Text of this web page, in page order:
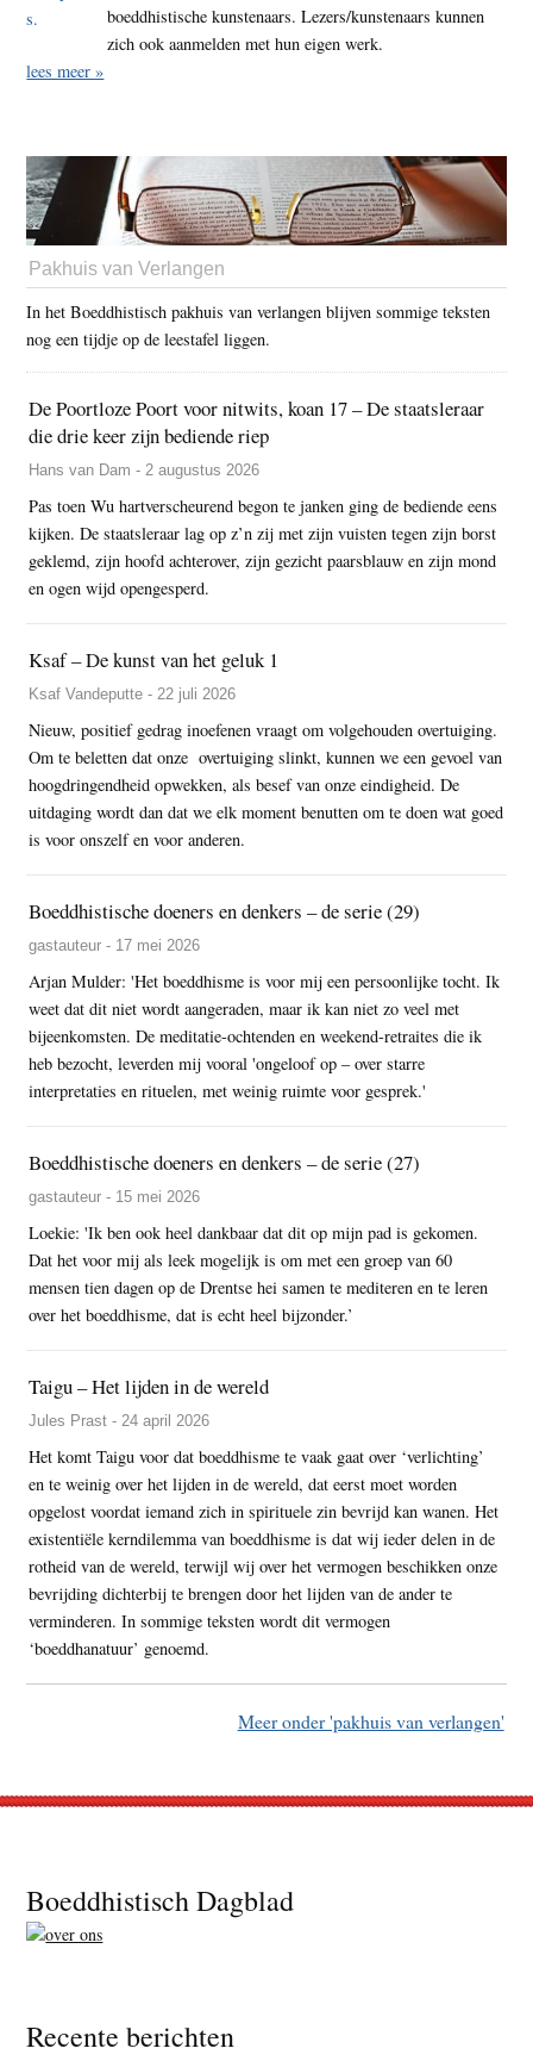
boeddhistische kunstenaars. Lezers/kunstenaars kunnen
zich ook aanmelden met hun eigen werk.
lees meer »
Pakhuis van Verlangen
In het Boeddhistisch pakhuis van verlangen blijven sommige teksten
nog een tijdje op de leestafel liggen.
De Poortloze Poort voor nitwits, koan 17 – De staatsleraar
die drie keer zijn bediende riep
Hans van Dam - 2 augustus 2026
Pas toen Wu hartverscheurend begon te janken ging de bediende eens
kijken. De staatsleraar lag op z’n zij met zijn vuisten tegen zijn borst
geklemd, zijn hoofd achterover, zijn gezicht paarsblauw en zijn mond
en ogen wijd opengesperd.
Ksaf – De kunst van het geluk 1
Ksaf Vandeputte - 22 juli 2026
Nieuw, positief gedrag inoefenen vraagt om volgehouden overtuiging.
Om te beletten dat onze overtuiging slinkt, kunnen we een gevoel van
hoogdringendheid opwekken, als besef van onze eindigheid. De
uitdaging wordt dan dat we elk moment benutten om te doen wat goed
is voor onszelf en voor anderen.
Boeddhistische doeners en denkers – de serie (29)
gastauteur - 17 mei 2026
Arjan Mulder: 'Het boeddhisme is voor mij een persoonlijke tocht. Ik
weet dat dit niet wordt aangeraden, maar ik kan niet zo veel met
bijeenkomsten. De meditatie-ochtenden en weekend-retraites die ik
heb bezocht, leverden mij vooral 'ongeloof op – over starre
interpretaties en rituelen, met weinig ruimte voor gesprek.'
Boeddhistische doeners en denkers – de serie (27)
gastauteur - 15 mei 2026
Loekie: 'Ik ben ook heel dankbaar dat dit op mijn pad is gekomen.
Dat het voor mij als leek mogelijk is om met een groep van 60
mensen tien dagen op de Drentse hei samen te mediteren en te leren
over het boeddhisme, dat is echt heel bijzonder.’
Taigu – Het lijden in de wereld
Jules Prast - 24 april 2026
Het komt Taigu voor dat boeddhisme te vaak gaat over ‘verlichting’
en te weinig over het lijden in de wereld, dat eerst moet worden
opgelost voordat iemand zich in spirituele zin bevrijd kan wanen. Het
existentiële kerndilemma van boeddhisme is dat wij ieder delen in de
rotheid van de wereld, terwijl wij over het vermogen beschikken onze
bevrijding dichterbij te brengen door het lijden van de ander te
verminderen. In sommige teksten wordt dit vermogen
‘boeddhanatuur’ genoemd.
Meer onder 'pakhuis van verlangen'
Footer
Boeddhistisch Dagblad
Recente berichten